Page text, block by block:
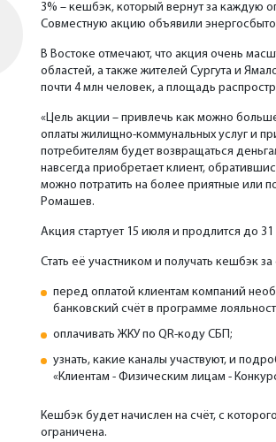
3% – кешбэк, который вернут за каждую
Совместную акцию объявили
В Востоке отмечают, что акция очень
областей, а также жителей Сургута и
почти 4 млн человек, а площадь
«Цель акции – привлечь как можно
оплаты жилищно-коммунальных услуг и
потребителям будет возвращаться
навсегда приобретает клиент,
можно потратить на более приятные или
Ромашев.
Акция стартует 15 июля и продлится до
Стать её участником и получать кешбэк
перед оплатой клиентам компаний
банковский счёт в программе
оплачивать ЖКУ по QR-коду СБП;
узнать, какие каналы участвуют, и
«Клиентам - Физическим лицам -
Кешбэк будет начислен на счёт, с
ограничена.